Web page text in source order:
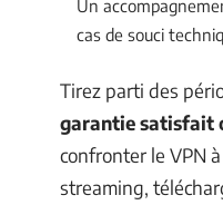
Un
cas de souci
Tirez parti des
garantie satisfait
confronter le VPN
streaming,